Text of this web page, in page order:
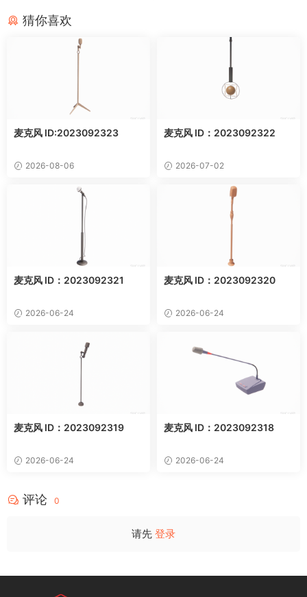
猜你喜欢
麦克风 ID:2023092323
2026-08-06
麦克风 ID：2023092322
2026-07-02
麦克风 ID：2023092321
2026-06-24
麦克风 ID：2023092320
2026-06-24
麦克风 ID：2023092319
2026-06-24
麦克风 ID：2023092318
2026-06-24
评论 0
请先 登录